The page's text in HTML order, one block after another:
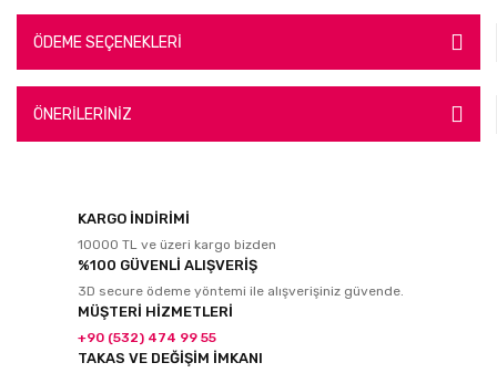
ÖDEME SEÇENEKLERİ
ÖNERİLERİNİZ
KARGO İNDİRİMİ
10000 TL ve üzeri kargo bizden
%100 GÜVENLİ ALIŞVERİŞ
3D secure ödeme yöntemi ile alışverişiniz güvende.
MÜŞTERİ HİZMETLERİ
+90 (532) 474 99 55
TAKAS VE DEĞİŞİM İMKANI